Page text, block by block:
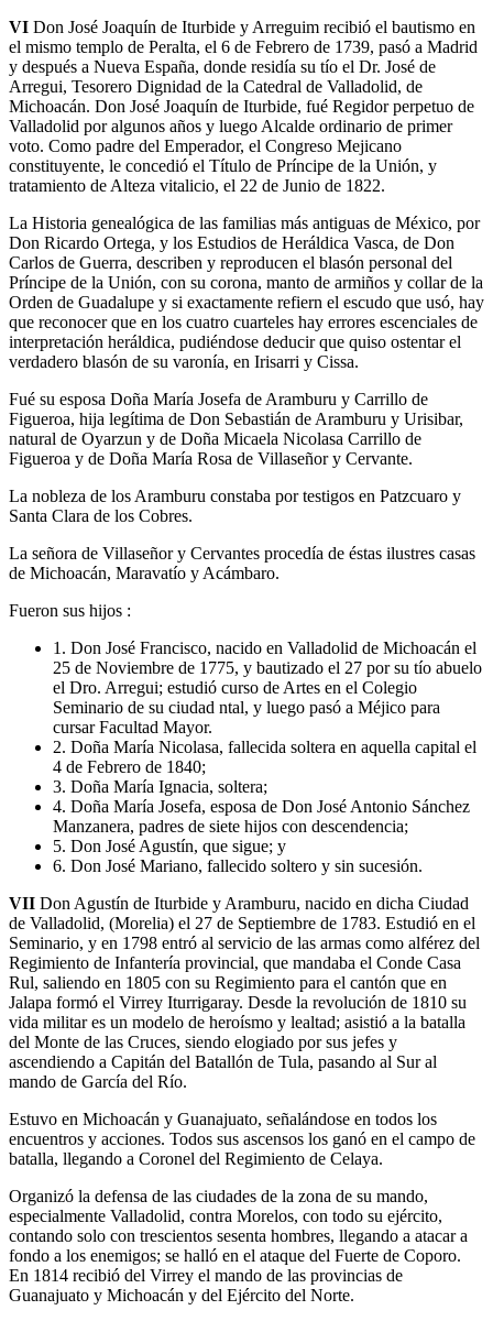
VI Don José Joaquín de Iturbide y Arreguim recibió el bautismo en
el mismo templo de Peralta, el 6 de Febrero de 1739, pasó a Madrid
y después a Nueva España, donde residía su tío el Dr. José de
Arregui, Tesorero Dignidad de la Catedral de Valladolid, de
Michoacán. Don José Joaquín de Iturbide, fué Regidor perpetuo de
Valladolid por algunos años y luego Alcalde ordinario de primer
voto. Como padre del Emperador, el Congreso Mejicano
constituyente, le concedió el Título de Príncipe de la Unión, y
tratamiento de Alteza vitalicio, el 22 de Junio de 1822.
La Historia genealógica de las familias más antiguas de México, por
Don Ricardo Ortega, y los Estudios de Heráldica Vasca, de Don
Carlos de Guerra, describen y reproducen el blasón personal del
Príncipe de la Unión, con su corona, manto de armiños y collar de la
Orden de Guadalupe y si exactamente refiern el escudo que usó, hay
que reconocer que en los cuatro cuarteles hay errores escenciales de
interpretación heráldica, pudiéndose deducir que quiso ostentar el
verdadero blasón de su varonía, en Irisarri y Cissa.
Fué su esposa Doña María Josefa de Aramburu y Carrillo de
Figueroa, hija legítima de Don Sebastián de Aramburu y Urisibar,
natural de Oyarzun y de Doña Micaela Nicolasa Carrillo de
Figueroa y de Doña María Rosa de Villaseñor y Cervante.
La nobleza de los Aramburu constaba por testigos en Patzcuaro y
Santa Clara de los Cobres.
La señora de Villaseñor y Cervantes procedía de éstas ilustres casas
de Michoacán, Maravatío y Acámbaro.
Fueron sus hijos :
1. Don José Francisco, nacido en Valladolid de Michoacán el
25 de Noviembre de 1775, y bautizado el 27 por su tío abuelo
el Dro. Arregui; estudió curso de Artes en el Colegio
Seminario de su ciudad ntal, y luego pasó a Méjico para
cursar Facultad Mayor.
2. Doña María Nicolasa, fallecida soltera en aquella capital el
4 de Febrero de 1840;
3. Doña María Ignacia, soltera;
4. Doña María Josefa, esposa de Don José Antonio Sánchez
Manzanera, padres de siete hijos con descendencia;
5. Don José Agustín, que sigue; y
6. Don José Mariano, fallecido soltero y sin sucesión.
VII Don Agustín de Iturbide y Aramburu, nacido en dicha Ciudad
de Valladolid, (Morelia) el 27 de Septiembre de 1783. Estudió en el
Seminario, y en 1798 entró al servicio de las armas como alférez del
Regimiento de Infantería provincial, que mandaba el Conde Casa
Rul, saliendo en 1805 con su Regimiento para el cantón que en
Jalapa formó el Virrey Iturrigaray. Desde la revolución de 1810 su
vida militar es un modelo de heroísmo y lealtad; asistió a la batalla
del Monte de las Cruces, siendo elogiado por sus jefes y
ascendiendo a Capitán del Batallón de Tula, pasando al Sur al
mando de García del Río.
Estuvo en Michoacán y Guanajuato, señalándose en todos los
encuentros y acciones. Todos sus ascensos los ganó en el campo de
batalla, llegando a Coronel del Regimiento de Celaya.
Organizó la defensa de las ciudades de la zona de su mando,
especialmente Valladolid, contra Morelos, con todo su ejército,
contando solo con trescientos sesenta hombres, llegando a atacar a
fondo a los enemigos; se halló en el ataque del Fuerte de Coporo.
En 1814 recibió del Virrey el mando de las provincias de
Guanajuato y Michoacán y del Ejército del Norte.